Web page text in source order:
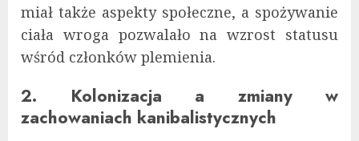
miał także aspekty społeczne, a spożywanie
ciała wroga pozwalało na wzrost statusu
wśród członków plemienia.
2. Kolonizacja a zmiany w
zachowaniach kanibalistycznych